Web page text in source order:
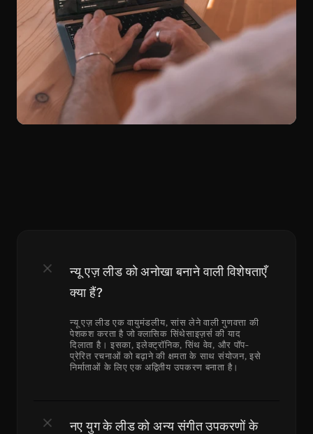
न्यू एज़ लीड को अनोखा बनाने वाली विशेषताएँ
क्या हैं?
न्यू एज़ लीड एक वायुमंडलीय, सांस लेने वाली गुणवत्ता की
पेशकश करता है जो क्लासिक सिंथेसाइज़र्स की याद
दिलाता है। इसका, इलेक्ट्रॉनिक, सिंथ वेव, और पॉप-
प्रेरित रचनाओं को बढ़ाने की क्षमता के साथ संयोजन, इसे
निर्माताओं के लिए एक अद्वितीय उपकरण बनाता है।
नए युग के लीड को अन्य संगीत उपकरणों के